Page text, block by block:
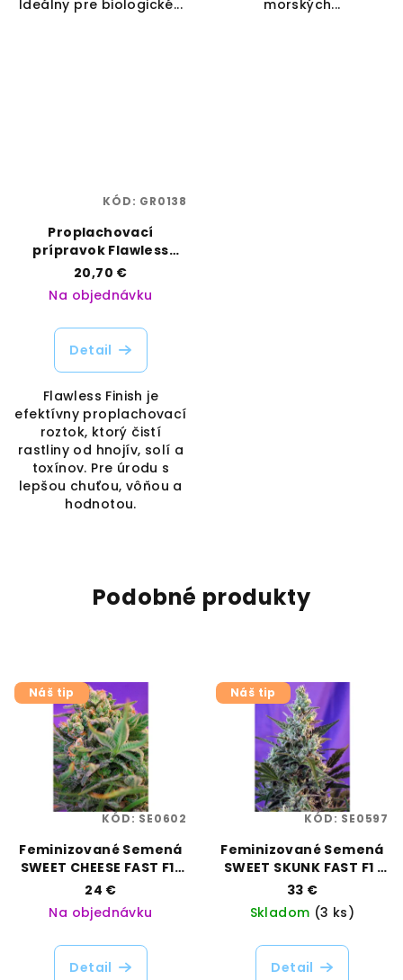
Ideálny pre biologické... morských...
Proplachovací
prípravok Flawless
Finish 1 L | Advanced
Nutrients | Vaporama
20,70 €
Na objednávku
Detail
Flawless Finish je
efektívny proplachovací
roztok, ktorý čistí
rastliny od hnojív, solí a
toxínov. Pre úrodu s
lepšou chuťou, vôňou a
hodnotou.
KÓD: GR0138
Podobné produkty
Náš tip
Feminizované Semená
SWEET CHEESE FAST F1 |
SWEET SEEDS
24 €
Na objednávku
Detail
KÓD: SE0602
Náš tip
Feminizované Semená
SWEET SKUNK FAST F1 |
SWEET SEEDS
33 €
Skladom (3 ks)
Detail
KÓD: SE0597